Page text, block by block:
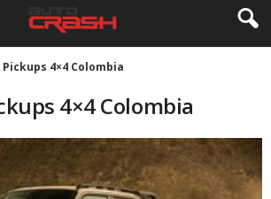
Pickups 4×4 Colombia
4×4 Colombia